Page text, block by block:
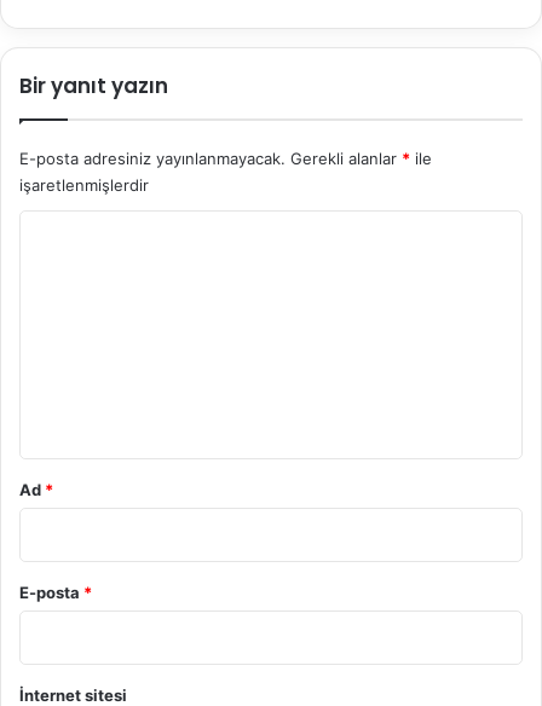
Bir yanıt yazın
E-posta adresiniz yayınlanmayacak. Gerekli alanlar * ile
işaretlenmişlerdir
Ad *
E-posta *
İnternet sitesi